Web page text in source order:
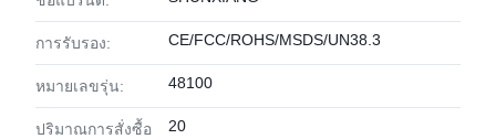
การรับรอง: CE/FCC/ROHS/MSDS/UN38.3
หมายเลขรุ่น: 48100
ปริมาณการสั่งซื้อ
20